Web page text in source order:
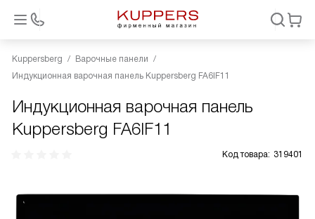
Kuppersberg
Варочные панели
Индукционная варочная панель Kuppersberg FA6IF11
Индукционная варочная панель
Kuppersberg FA6IF11
Код товара: 319401